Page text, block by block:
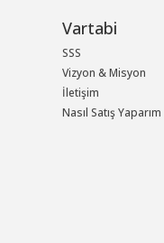
Vartabi
SSS
Vizyon & Misyon
İletişim
Nasıl Satış Yaparım